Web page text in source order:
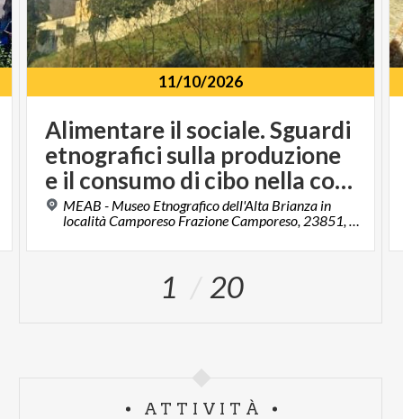
11/10/2026
Alimentare il sociale. Sguardi
etnografici sulla produzione
e il consumo di cibo nella contemporaneità
MEAB - Museo Etnografico dell'Alta Brianza in
1 20
ATTIVITÀ